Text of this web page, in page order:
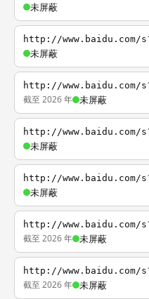
未屏蔽
http://www.baidu.com/
未屏蔽
http://www.baidu.com/
截至 2026 年 未屏蔽
http://www.baidu.com/
未屏蔽
http://www.baidu.com/
未屏蔽
http://www.baidu.com/
截至 2026 年 未屏蔽
http://www.baidu.com/
截至 2026 年 未屏蔽